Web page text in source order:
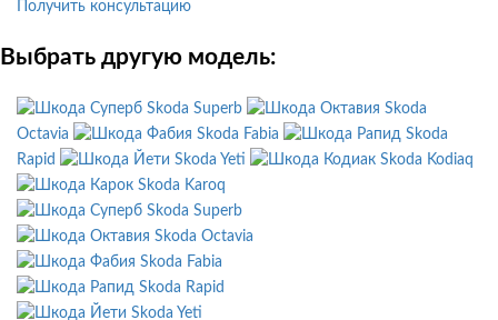
Получить консультацию
Выбрать другую модель:
Skoda Superb
Skoda
Octavia
Skoda Fabia
Skoda
Rapid
Skoda Yeti
Skoda Kodiaq
Skoda Karoq
Skoda Superb
Skoda Octavia
Skoda Fabia
Skoda Rapid
Skoda Yeti